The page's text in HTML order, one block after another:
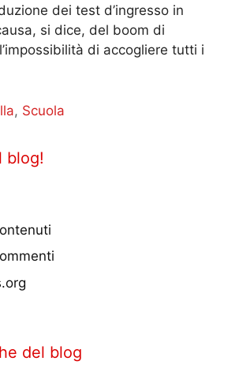
dei test d’ingresso in
si dice, del boom di
di accogliere tutti i
, Scuola
blog!
del blog